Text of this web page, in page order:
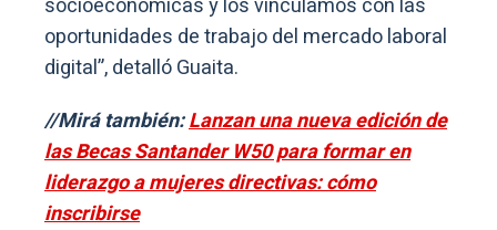
oportunidades de trabajo del mercado laboral
digital”, detalló Guaita.
//Mirá también:Lanzan una nueva edición de
las Becas Santander W50 para formar en
liderazgo a mujeres directivas: cómo
inscribirse